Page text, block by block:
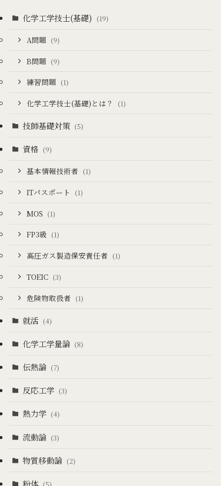
化学工学技士(基礎) (19)
A問題 (9)
B問題 (9)
練習問題 (1)
化学工学技士(基礎)とは？ (1)
技師基礎対策 (5)
資格 (9)
基本情報技術者 (1)
ITパスポート (1)
MOS (1)
FP3級 (1)
高圧ガス製造保安責任者 (1)
TOEIC (3)
危険物取扱者 (1)
就活 (4)
化学工学量論 (8)
伝熱論 (7)
反応工学 (3)
熱力学 (4)
流動論 (3)
物質移動論 (2)
粉体